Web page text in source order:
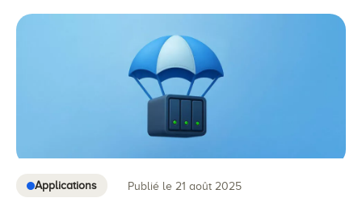
Applications Publié le 21 août 2025